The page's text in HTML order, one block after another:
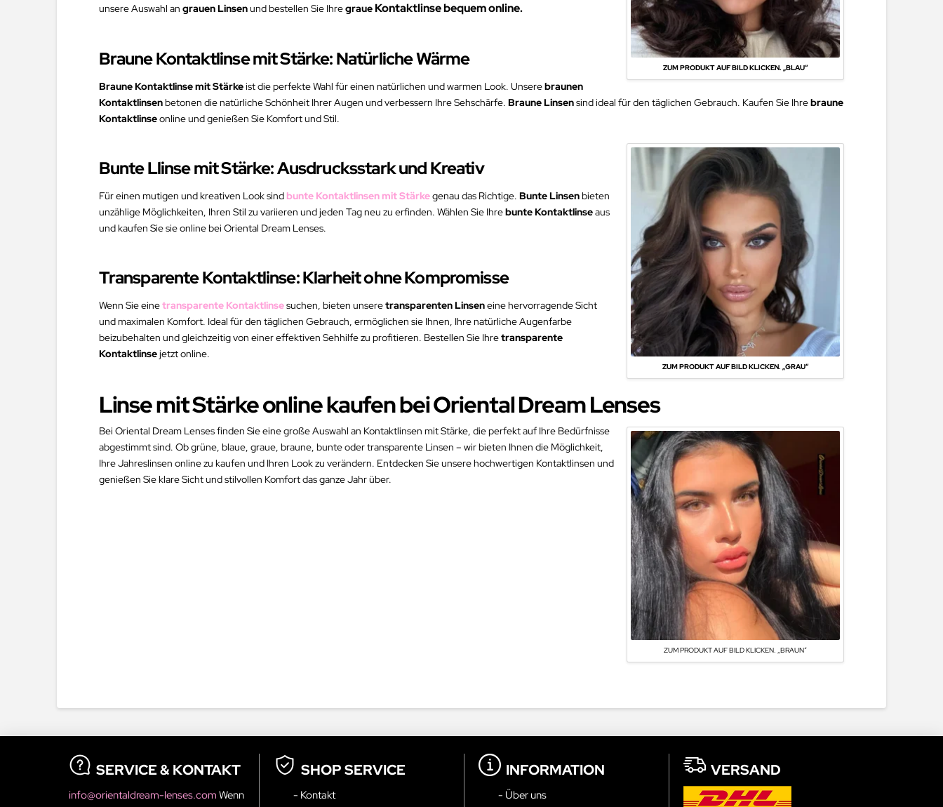
ZUM PRODUKT AUF BILD KLICKEN. „BLAU“
unsere Auswahl an grauen Linsenund bestellen Sie Ihregraue Kontaktlinsebequem online.
Braune Kontaktlinse mit Stärke: Natürliche Wärme
Braune Kontaktlinse mit Stärkeist die perfekte Wahl für einen natürlichen und warmen Look. Unserebraunen
Kontaktlinsenbetonen die natürliche Schönheit Ihrer Augen und verbessern Ihre Sehschärfe. Braune Linsensind ideal für den täglichen Gebrauch. Kaufen Sie Ihrebraune
Kontaktlinseonline und genießen Sie Komfort und Stil.
ZUM PRODUKT AUF BILD KLICKEN. „GRAU“
Bunte Llinse mit Stärke: Ausdrucksstark und Kreativ
Für einen mutigen und kreativen Look sindbunte Kontaktlinsen mit Stärkegenau das Richtige. Bunte Linsenbieten
unzählige Möglichkeiten, Ihren Stil zu variieren und jeden Tag neu zu erfinden. Wählen Sie Ihrebunte Kontaktlinseaus
und kaufen Sie sie online bei Oriental Dream Lenses.
Transparente Kontaktlinse: Klarheit ohne Kompromisse
Wenn Sie einetransparente Kontaktlinsesuchen, bieten unseretransparenten Linseneine hervorragende Sicht
und maximalen Komfort. Ideal für den täglichen Gebrauch, ermöglichen sie Ihnen, Ihre natürliche Augenfarbe
beizubehalten und gleichzeitig von einer effektiven Sehhilfe zu profitieren. Bestellen Sie Ihretransparente
Kontaktlinsejetzt online.
Linse mit Stärke online kaufen bei Oriental Dream Lenses
ZUM PRODUKT AUF BILD KLICKEN. „BRAUN“
Bei Oriental Dream Lenses finden Sie eine große Auswahl an Kontaktlinsen mit Stärke, die perfekt auf Ihre Bedürfnisse
abgestimmt sind. Ob grüne, blaue, graue, braune, bunte oder transparente Linsen – wir bieten Ihnen die Möglichkeit,
Ihre Jahreslinsen online zu kaufen und Ihren Look zu verändern. Entdecken Sie unsere hochwertigen Kontaktlinsen und
genießen Sie klare Sicht und stilvollen Komfort das ganze Jahr über.
SERVICE & KONTAKT
info@orientaldream-lenses.comWenn
SHOP SERVICE
- Kontakt
INFORMATION
- Über uns
VERSAND